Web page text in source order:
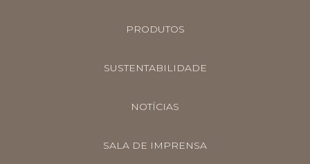
PRODUTOS
SUSTENTABILIDADE
NOTÍCIAS
SALA DE IMPRENSA